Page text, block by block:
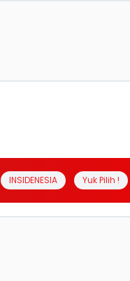
INSIDENESIA Yuk Pilih !